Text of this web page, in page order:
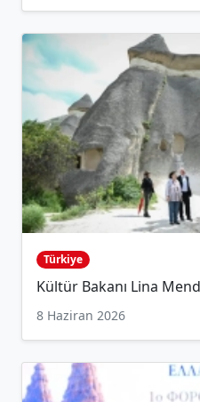
Türkiye
Kültür Bakanı Lina
8 Haziran 2026